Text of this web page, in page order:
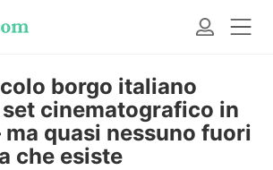
borgo italiano
cinematografico in
quasi nessuno fuori
che esiste